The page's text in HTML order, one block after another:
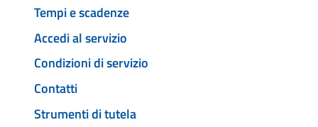
Tempi e scadenze
Accedi al servizio
Condizioni di servizio
Contatti
Strumenti di tutela